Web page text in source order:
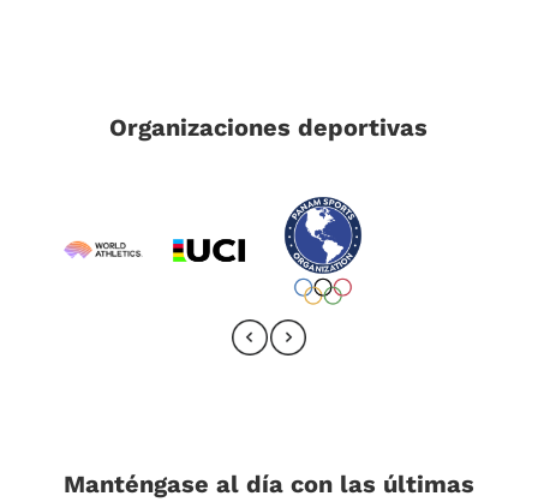
Organizaciones deportivas
Manténgase al día con las últimas